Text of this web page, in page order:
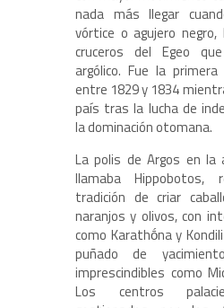
nada más llegar
vórtice o agujero
cruceros del Egeo
argólico. Fue la
entre 1829 y 1834
país tras la lucha de
la dominación otomana.
La polis de Argos en la
llamaba Hippobotos,
tradición de criar
naranjos y olivos, con
como Karathṓna y
puñado de
imprescindibles como
Los centros